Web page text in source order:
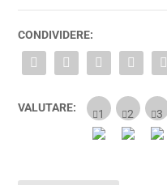
CONDIVIDERE:
VALUTARE: